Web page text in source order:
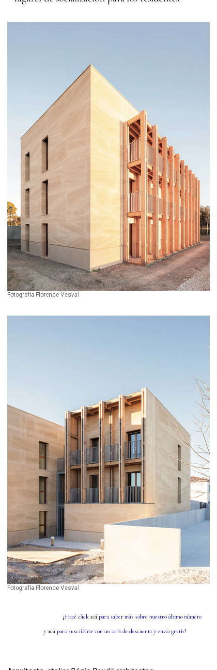
Fotografía Florence Vesval
Fotografía Florence Vesval
¡Hacé clickacápara saber más sobre nuestro último número
yacápara suscribirte con un 20 % de descuento y envío gratis!